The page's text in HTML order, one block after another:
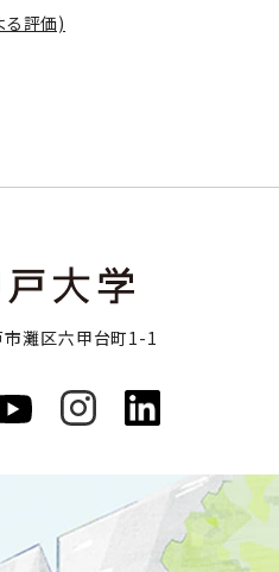
る評価)
灘区六甲台町1-1